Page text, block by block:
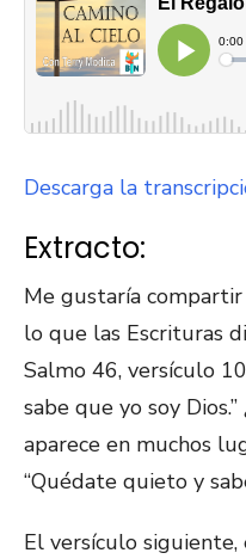
Descarga la
Extracto:
Me gustaría
lo que las Escrituras
Salmo 46, versículo
sabe que yo soy
aparece en muchos
“Quédate quieto y
El versículo